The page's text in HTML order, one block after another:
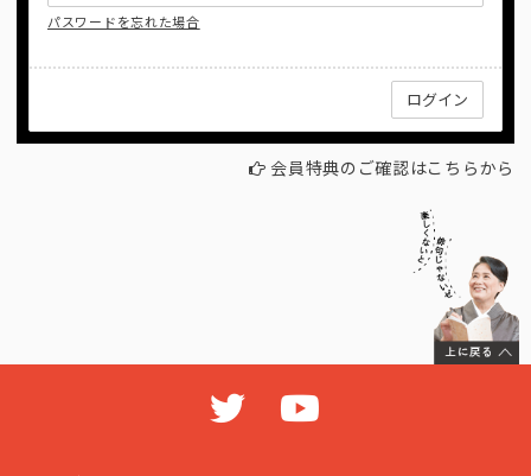
パスワードを忘れた場合
会員特典のご確認はこちらから